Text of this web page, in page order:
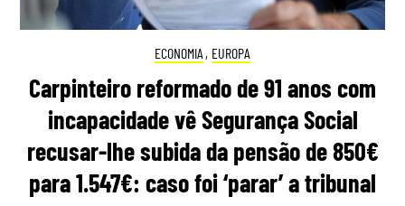
ECONOMIA , EUROPA
Carpinteiro reformado de 91 anos com
incapacidade vê Segurança Social
recusar-lhe subida da pensão de 850€
para 1.547€: caso foi ‘parar’ a tribunal